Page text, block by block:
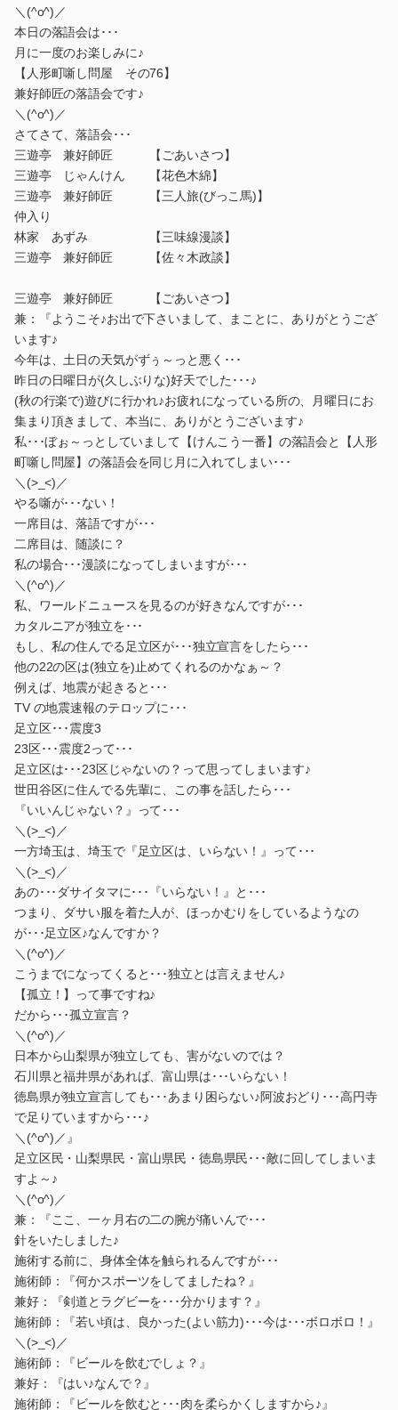
＼(^o^)／
本日の落語会は･･･
月に一度のお楽しみに♪
【人形町噺し問屋 その76】
兼好師匠の落語会です♪
＼(^o^)／
さてさて、落語会･･･
三遊亭 兼好師匠 【ごあいさつ】
三遊亭 じゃんけん 【花色木綿】
三遊亭 兼好師匠 【三人旅(びっこ馬)】
仲入り
林家 あずみ 【三味線漫談】
三遊亭 兼好師匠 【佐々木政談】
三遊亭 兼好師匠 【ごあいさつ】
兼：『ようこそ♪お出で下さいまして、まことに、ありがとうござ
います♪
今年は、土日の天気がずぅ～っと悪く･･･
昨日の日曜日が(久しぶりな)好天でした･･･♪
(秋の行楽で)遊びに行かれ♪お疲れになっている所の、月曜日にお
集まり頂きまして、本当に、ありがとうございます♪
私･･･ぼぉ～っとしていまして【けんこう一番】の落語会と【人形
町噺し問屋】の落語会を同じ月に入れてしまい･･･
＼(>_<)／
やる噺が･･･ない！
一席目は、落語ですが･･･
二席目は、随談に？
私の場合･･･漫談になってしまいますが･･･
＼(^o^)／
私、ワールドニュースを見るのが好きなんですが･･･
カタルニアが独立を･･･
もし、私の住んでる足立区が･･･独立宣言をしたら･･･
他の22の区は(独立を)止めてくれるのかなぁ～？
例えば、地震が起きると･･･
TV の地震速報のテロップに･･･
足立区･･･震度3
23区･･･震度2って･･･
足立区は･･･23区じゃないの？って思ってしまいます♪
世田谷区に住んでる先輩に、この事を話したら･･･
『いいんじゃない？』って･･･
＼(>_<)／
一方埼玉は、埼玉で『足立区は、いらない！』って･･･
＼(>_<)／
あの･･･ダサイタマに･･･『いらない！』と･･･
つまり、ダサい服を着た人が、ほっかむりをしているようなの
が･･･足立区♪なんですか？
＼(^o^)／
こうまでになってくると･･･独立とは言えません♪
【孤立！】って事ですね♪
だから･･･孤立宣言？
＼(^o^)／
日本から山梨県が独立しても、害がないのでは？
石川県と福井県があれば、富山県は･･･いらない！
徳島県が独立宣言しても･･･あまり困らない♪阿波おどり･･･高円寺
で足りていますから･･･♪
＼(^o^)／』
足立区民・山梨県民・富山県民・徳島県民･･･敵に回してしまいま
すよ～♪
＼(^o^)／
兼：『ここ、一ヶ月右の二の腕が痛いんで･･･
針をいたしました♪
施術する前に、身体全体を触られるんですが･･･
施術師：『何かスポーツをしてましたね？』
兼好：『剣道とラグビーを･･･分かります？』
施術師：『若い頃は、良かった(よい筋力)･･･今は･･･ボロボロ！』
＼(>_<)／
施術師：『ビールを飲むでしょ？』
兼好：『はい♪なんで？』
施術師：『ビールを飲むと･･･肉を柔らかくしますから♪』